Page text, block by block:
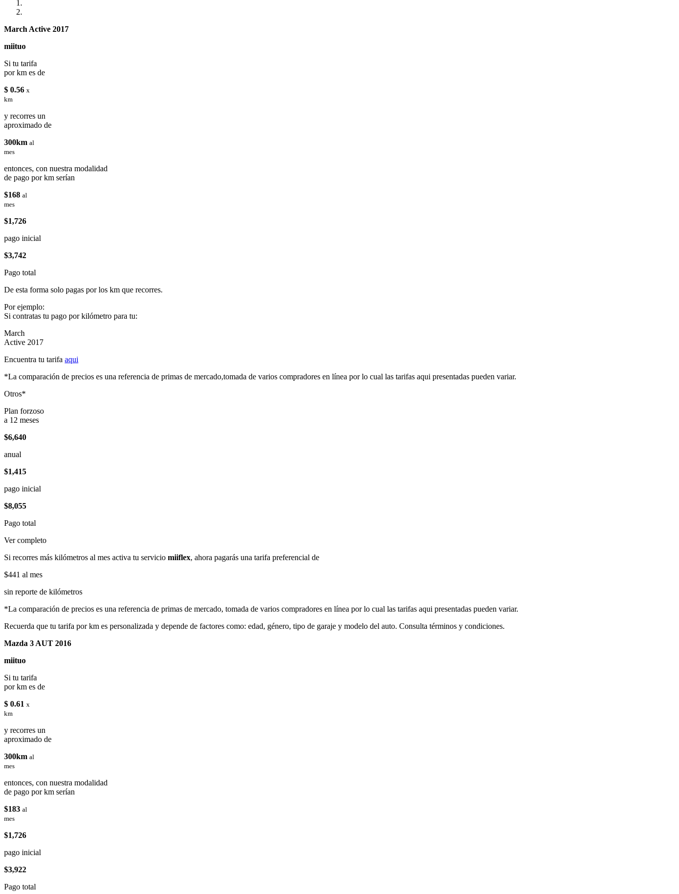
March Active 2017
miituo
Si tu tarifa
por km es de
$ 0.56 x
km
y recorres un
aproximado de
300km al
mes
entonces, con nuestra modalidad
de pago por km serían
$168 al
mes
$1,726
pago inicial
$3,742
Pago total
De esta forma solo pagas por los km que recorres.
Por ejemplo:
Si contratas tu pago por kilómetro para tu:
March
Active 2017
Encuentra tu tarifa aqui
*La comparación de precios es una referencia de primas de mercado,tomada de varios compradores en línea por lo cual las tarifas aqui presentadas pueden variar.
Otros*
Plan forzoso
a 12 meses
$6,640
anual
$1,415
pago inicial
$8,055
Pago total
Ver completo
Si recorres más kilómetros al mes activa tu servicio miiflex, ahora pagarás una tarifa preferencial de
$441 al mes
sin reporte de kilómetros
*La comparación de precios es una referencia de primas de mercado, tomada de varios compradores en línea por lo cual las tarifas aqui presentadas pueden variar.
Recuerda que tu tarifa por km es personalizada y depende de factores como: edad, género, tipo de garaje y modelo del auto. Consulta términos y condiciones.
Mazda 3 AUT 2016
miituo
Si tu tarifa
por km es de
$ 0.61 x
km
y recorres un
aproximado de
300km al
mes
entonces, con nuestra modalidad
de pago por km serían
$183 al
mes
$1,726
pago inicial
$3,922
Pago total